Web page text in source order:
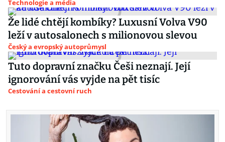
Technologie a média
Že lidé chtějí kombíky? Luxusní Volva V90
leží v autosalonech s milionovou slevou
Český a evropský autoprůmysl
Tuto dopravní značku Češi neznají. Její
ignorování vás vyjde na pět tisíc
Cestování a cestovní ruch